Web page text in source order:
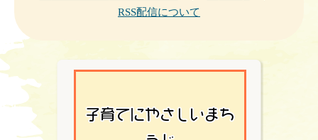
RSS配信について